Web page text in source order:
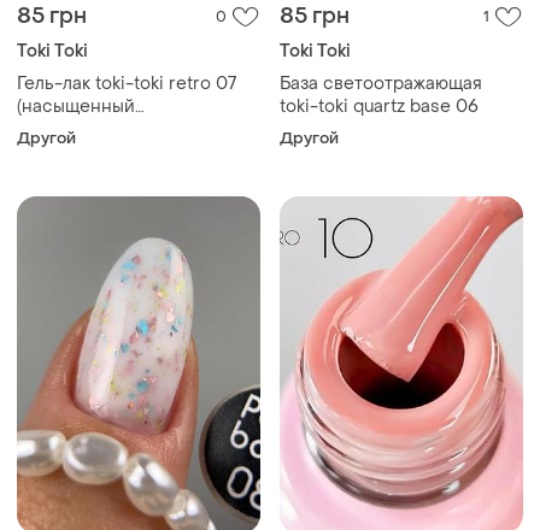
85 грн 0
Toki Toki
Гель-лак toki-toki retro 07
(насыщенный
терракотовый)
Другой
85 грн 1
Toki Toki
База светоотражающая
toki-toki quartz base 06
Другой